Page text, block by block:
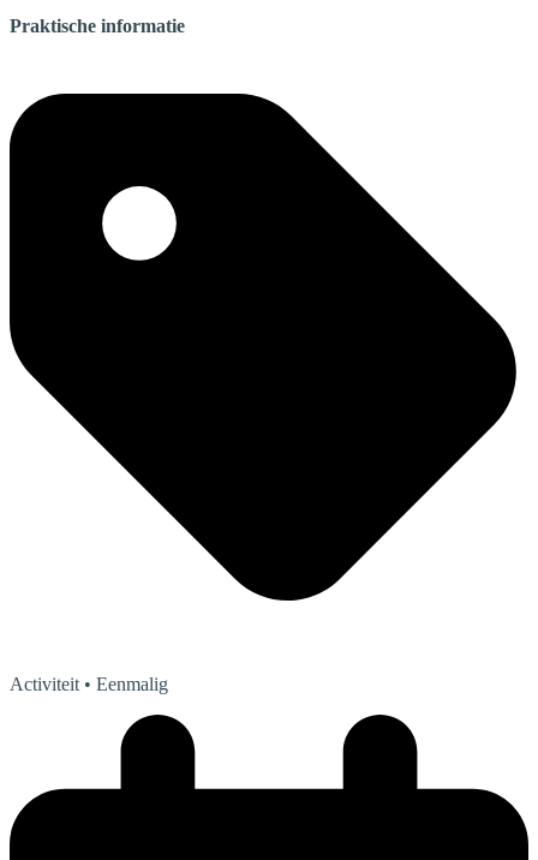
Praktische informatie
Activiteit • Eenmalig